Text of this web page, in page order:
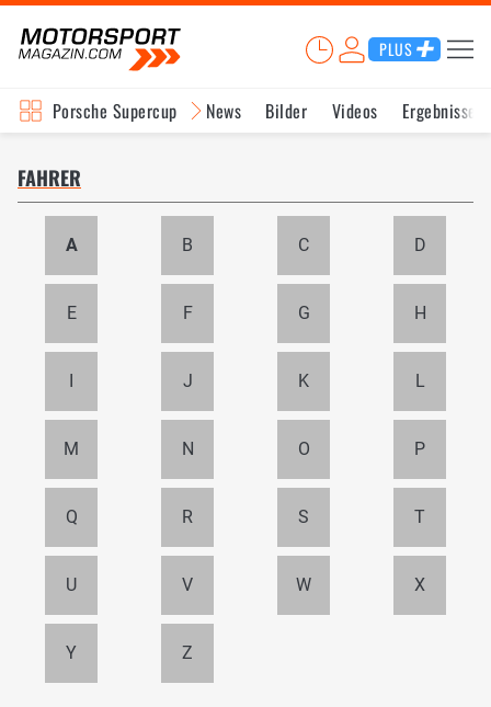
PLUS
Porsche Supercup News Bilder Videos Ergebnisse
FAHRER
A B C D
E F G H
I J K L
M N O P
Q R S T
U V W X
Y Z